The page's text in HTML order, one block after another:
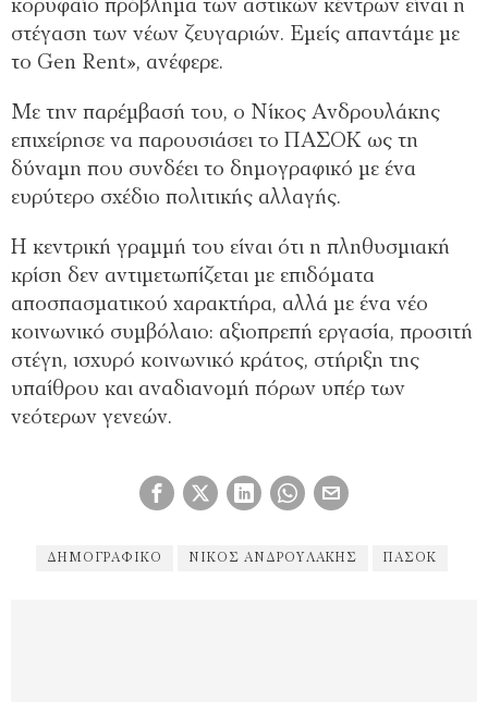
κορυφαίο πρόβλημα των αστικών κέντρων είναι η
στέγαση των νέων ζευγαριών. Εμείς απαντάμε με
το Gen Rent», ανέφερε.
Με την παρέμβασή του, ο Νίκος Ανδρουλάκης
επιχείρησε να παρουσιάσει το ΠΑΣΟΚ ως τη
δύναμη που συνδέει το δημογραφικό με ένα
ευρύτερο σχέδιο πολιτικής αλλαγής.
Η κεντρική γραμμή του είναι ότι η πληθυσμιακή
κρίση δεν αντιμετωπίζεται με επιδόματα
αποσπασματικού χαρακτήρα, αλλά με ένα νέο
κοινωνικό συμβόλαιο: αξιοπρεπή εργασία, προσιτή
στέγη, ισχυρό κοινωνικό κράτος, στήριξη της
υπαίθρου και αναδιανομή πόρων υπέρ των
νεότερων γενεών.
ΔΗΜΟΓΡΑΦΙΚΌ ΝΊΚΟΣ ΑΝΔΡΟΥΛΆΚΗΣ ΠΑΣΟΚ